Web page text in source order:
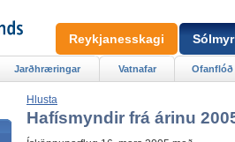
Hlusta
Hafísmyndir frá árinu
Jarðhræringar Vatnafar Ofanflóð
Reykjanesskagi